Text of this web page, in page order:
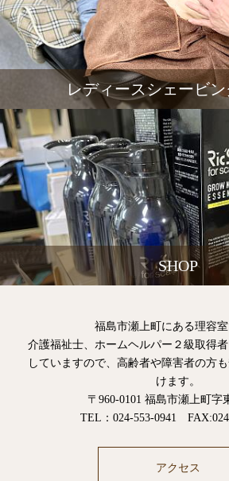
レディースシェービ
SHOP
福島市瀬上町にある理容室
介護福祉士、ホームヘルパー２級取得
していますので、高齢者や障害者の方
けます。
〒960-0101 福島市瀬上町字
TEL：024-553-0941
アクセス